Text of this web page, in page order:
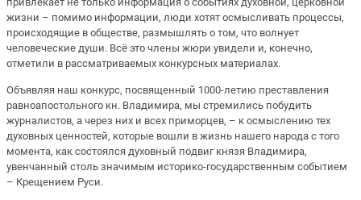
жизни – помимо информации, люди хотят осмысливать процессы,
происходящие в обществе, размышлять о том, что волнует
человеческие души. Всё это члены жюри увидели и, конечно,
отметили в рассматриваемых конкурсных материалах.
Объявляя наш конкурс, посвященный 1000-летию преставления
равноапостольного кн. Владимира, мы стремились побудить
журналистов, а через них и всех приморцев, – к осмыслению тех
духовных ценностей, которые вошли в жизнь нашего народа с того
момента, как состоялся духовный подвиг князя Владимира,
увенчанный столь значимым историко-государственным событием
– Крещением Руси.